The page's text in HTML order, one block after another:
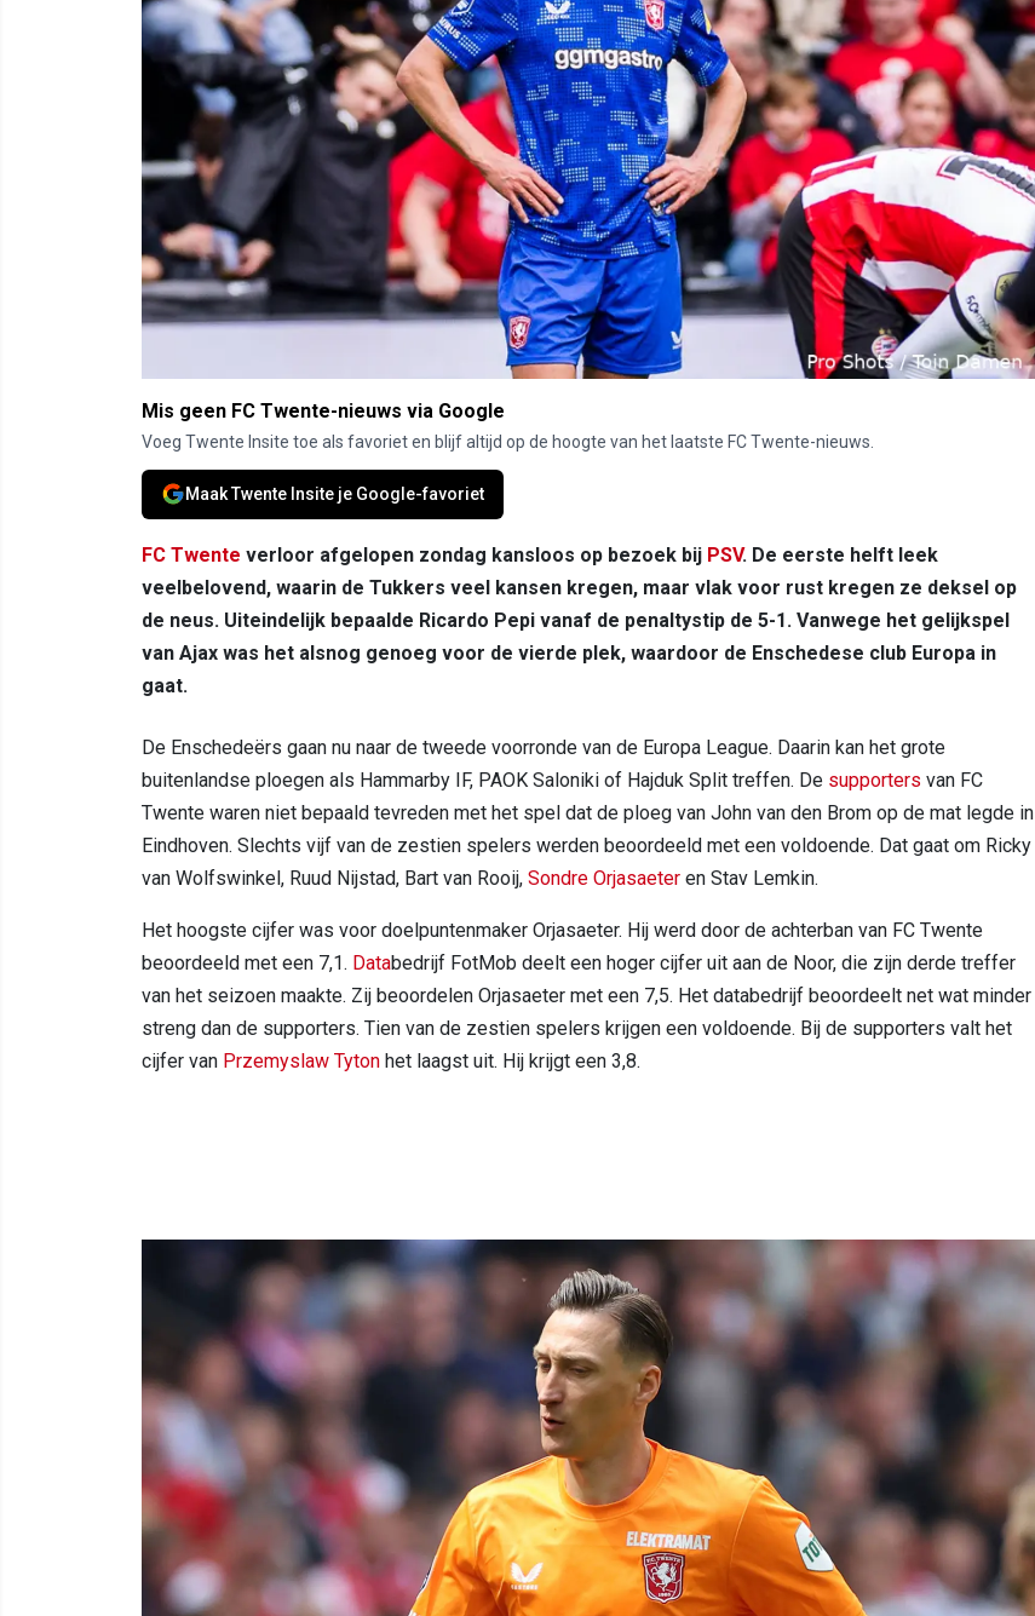
Mis geen FC Twente-nieuws via Google
Voeg Twente Insite toe als favoriet en blijf altijd op de hoogte van het laatste FC Twente-nieuws.
Maak Twente Insite je Google-favoriet
FC Twente verloor afgelopen zondag kansloos op bezoek bij PSV. De eerste helft leek
veelbelovend, waarin de Tukkers veel kansen kregen, maar vlak voor rust kregen ze deksel op
de neus. Uiteindelijk bepaalde Ricardo Pepi vanaf de penaltystip de 5-1. Vanwege het gelijkspel
van Ajax was het alsnog genoeg voor de vierde plek, waardoor de Enschedese club Europa in
gaat.
De Enschedeërs gaan nu naar de tweede voorronde van de Europa League. Daarin kan het grote
buitenlandse ploegen als Hammarby IF, PAOK Saloniki of Hajduk Split treffen. De supporters van FC
Twente waren niet bepaald tevreden met het spel dat de ploeg van John van den Brom op de mat legde in
Eindhoven. Slechts vijf van de zestien spelers werden beoordeeld met een voldoende. Dat gaat om Ricky
van Wolfswinkel, Ruud Nijstad, Bart van Rooij, Sondre Orjasaeter en Stav Lemkin.
Het hoogste cijfer was voor doelpuntenmaker Orjasaeter. Hij werd door de achterban van FC Twente
beoordeeld met een 7,1. Databedrijf FotMob deelt een hoger cijfer uit aan de Noor, die zijn derde treffer
van het seizoen maakte. Zij beoordelen Orjasaeter met een 7,5. Het databedrijf beoordeelt net wat minder
streng dan de supporters. Tien van de zestien spelers krijgen een voldoende. Bij de supporters valt het
cijfer van Przemyslaw Tyton het laagst uit. Hij krijgt een 3,8.